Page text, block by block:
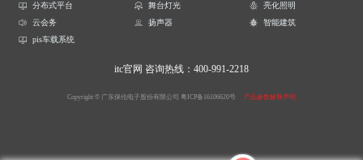
分布式平台
舞台灯光
亮化照明
云会务
扬声器
智能建筑
pis车载系统
itc官网 咨询热线：400-991-2218
Copyright © 广东保伦电子股份有限公司 粤ICP备16106620号 产品参数解释声明